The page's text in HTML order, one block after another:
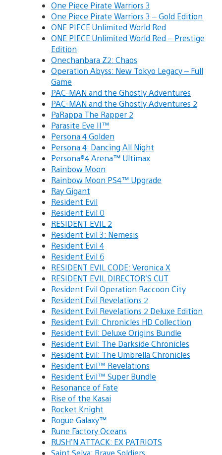
One Piece Pirate Warriors 3
One Piece Pirate Warriors 3 – Gold Edition
ONE PIECE Unlimited World Red
ONE PIECE Unlimited World Red – Prestige
Edition
Onechanbara Z2: Chaos
Operation Abyss: New Tokyo Legacy – Full
Game
PAC-MAN and the Ghostly Adventures
PAC-MAN and the Ghostly Adventures 2
PaRappa The Rapper 2
Parasite Eve II™
Persona 4 Golden
Persona 4: Dancing All Night
Persona®4 Arena™ Ultimax
Rainbow Moon
Rainbow Moon PS4™ Upgrade
Ray Gigant
Resident Evil
Resident Evil 0
RESIDENT EVIL 2
Resident Evil 3: Nemesis
Resident Evil 4
Resident Evil 6
RESIDENT EVIL CODE: Veronica X
RESIDENT EVIL DIRECTOR’S CUT
Resident Evil Operation Raccoon City
Resident Evil Revelations 2
Resident Evil Revelations 2 Deluxe Edition
Resident Evil: Chronicles HD Collection
Resident Evil: Deluxe Origins Bundle
Resident Evil: The Darkside Chronicles
Resident Evil: The Umbrella Chronicles
Resident Evil™ Revelations
Resident Evil™ Super Bundle
Resonance of Fate
Rise of the Kasai
Rocket Knight
Rogue Galaxy™
Rune Factory Oceans
RUSH’N ATTACK: EX PATRIOTS